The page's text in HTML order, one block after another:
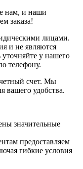
нам, и наши
заказа!
лицами.
и не являются
у нашего
телефону.
счет. Мы
вашего удобства.
значительные
предоставляем
гибкие условия